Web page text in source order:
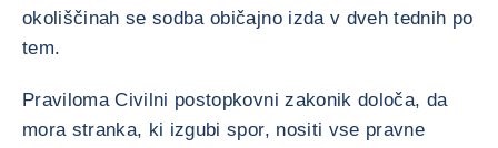
okoliščinah se sodba običajno izda v dveh tednih po
tem.
Praviloma Civilni postopkovni zakonik določa, da
mora stranka, ki izgubi spor, nositi vse pravne